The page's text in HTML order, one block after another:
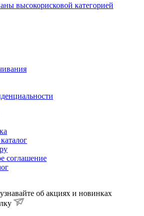
высокорисковой категорией
соглашение
об акциях и новинках